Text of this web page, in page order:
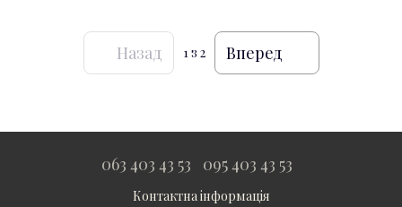
Назад 1з 2 Вперед
063 403 43 53 095 403 43 53
Контактна інформація